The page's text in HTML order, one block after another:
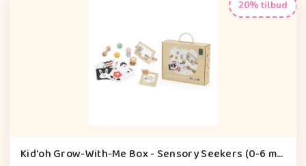
20% tilbud
Kid'oh Grow-With-Me Box - Sensory Seekers (0-6 mdr.)